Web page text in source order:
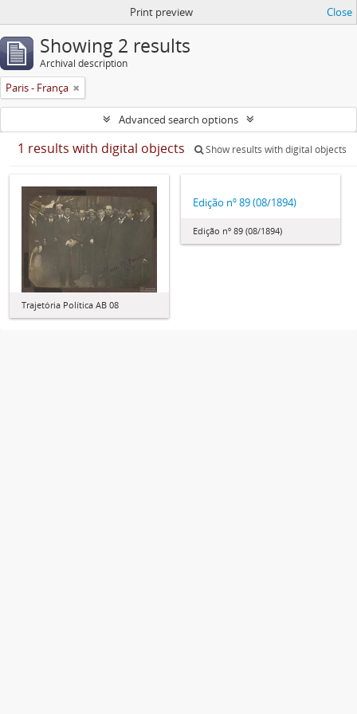
Print preview Close
Showing 2 results
Archival description
Paris - França
Advanced search options
1 results with digital objects Show results with digital objects
Trajetória Política AB 08
Edição nº 89 (08/1894)
Edição nº 89 (08/1894)